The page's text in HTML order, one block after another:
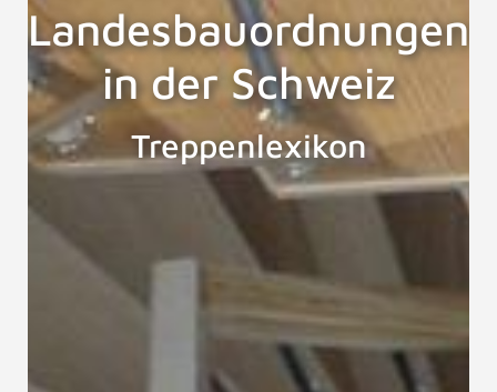
Landesbauordnungen
in der Schweiz
Treppenlexikon